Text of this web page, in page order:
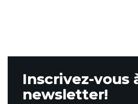
Inscrivez-vous
newsletter!